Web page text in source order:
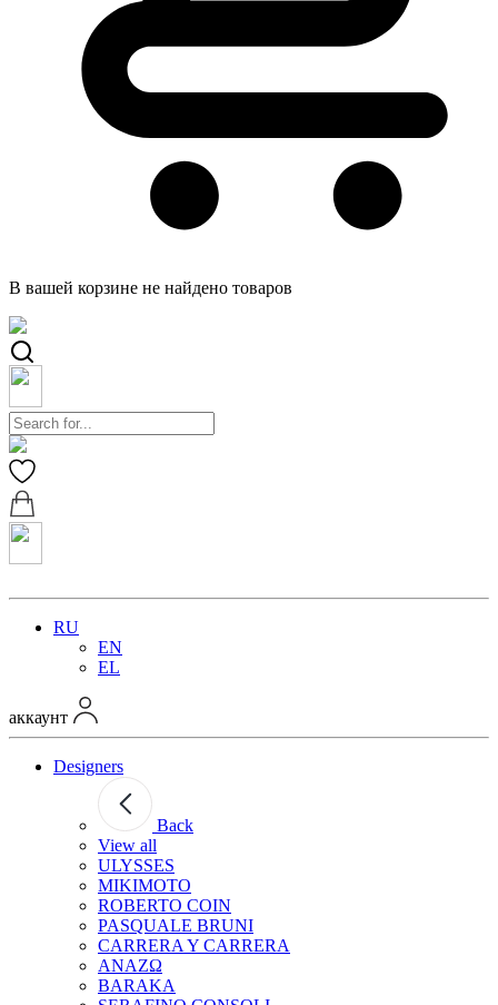
В вашей корзине не найдено товаров
RU
EN
EL
аккаунт
Designers
Back
View all
ULYSSES
MIKIMOTO
ROBERTO COIN
PASQUALE BRUNI
CARRERA Y CARRERA
ANAZΩ
BARAKA